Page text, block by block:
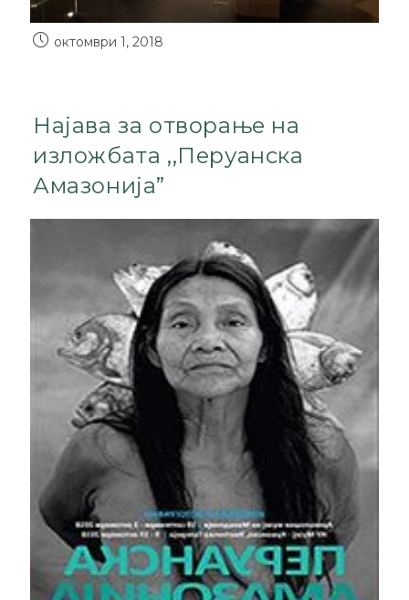
октомври 1, 2018
Најава за отворање на
изложбата ,,Перуанска
Амазонија”